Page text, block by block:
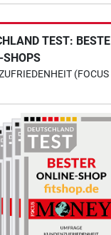
TEST: BESTE
(FOCUS